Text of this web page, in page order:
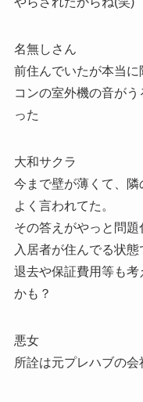
名無しさん
前住んでいたが本当
コンの室外機の音が
った
大和サクラ
今まで壁が薄くて、
よく言われてた。
その答えがやっと問題
入居者が住んでる状態
退去や保証費用等も
かも？
悪女
所詮は元プレハブの会